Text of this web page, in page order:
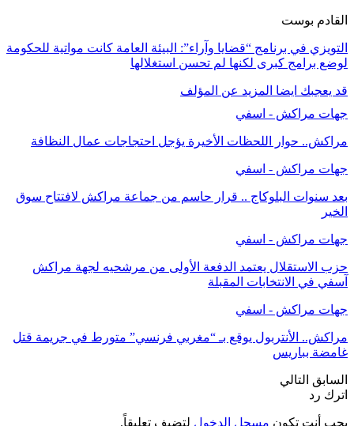
القادم بوست
التويزي في برنامج “قضايا وآراء”: البيئة العامة كانت مواتية للحكومة
لوضع برامج كبرى لكنها لم تحسن استغلالها
قد يعجبك ايضا المزيد عن المؤلف
جهات مراكش - اسفي
مراكش.. حوار اللحظات الأخيرة يؤجل احتجاجات عمال النظافة
جهات مراكش - اسفي
بعد سنوات البلوكاج .. قرار حاسم من جماعة مراكش لافتتاح سوق
الخير
جهات مراكش - اسفي
حزب الاستقلال يعتمد الدفعة الأولى من مرشحيه لجهة مراكش
آسفي في الانتخابات المقبلة
جهات مراكش - اسفي
مراكش.. الأنتربول يوقع بـ “مغربي فرنسي” متورط في جريمة قتل
غامضة بباريس
السابق التالي
اترك رد
يجب أنت تكون مسجل الدخول لتضيف تعليقاً.